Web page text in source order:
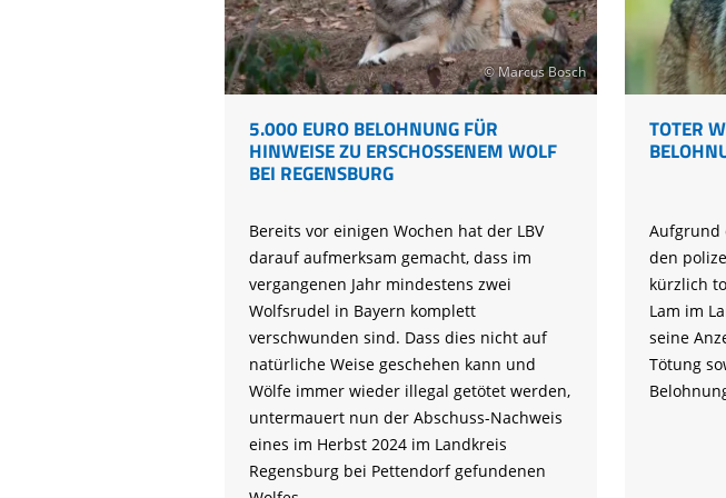
bestellen
Biologische Vielfalt
Naturverträgliche
Atomkraft
Moorschutz ist
Jagd in Bayern
Landwirtschaft
Lebendige Flüsse
Sichere
Life-Natur-Projekte
Life-Projekt
Life-Projekt
Life-Projekt
Auffangstation
International
Burkina Faso
Vogelmord
© Marcus Bosch
5.000 EURO BELOHNUNG FÜR
HINWEISE ZU ERSCHOSSENEM WOLF
BEI REGENSBURG
Bereits vor einigen Wochen hat der LBV
darauf aufmerksam gemacht, dass im
vergangenen Jahr mindestens zwei
Wolfsrudel in Bayern komplett
verschwunden sind. Dass dies nicht auf
natürliche Weise geschehen kann und
Wölfe immer wieder illegal getötet werden,
untermauert nun der Abschuss-Nachweis
eines im Herbst 2024 im Landkreis
Regensburg bei Pettendorf gefundenen
TOTER
Aufgrund
den
kürzlich
Lam im
seine
Tötung